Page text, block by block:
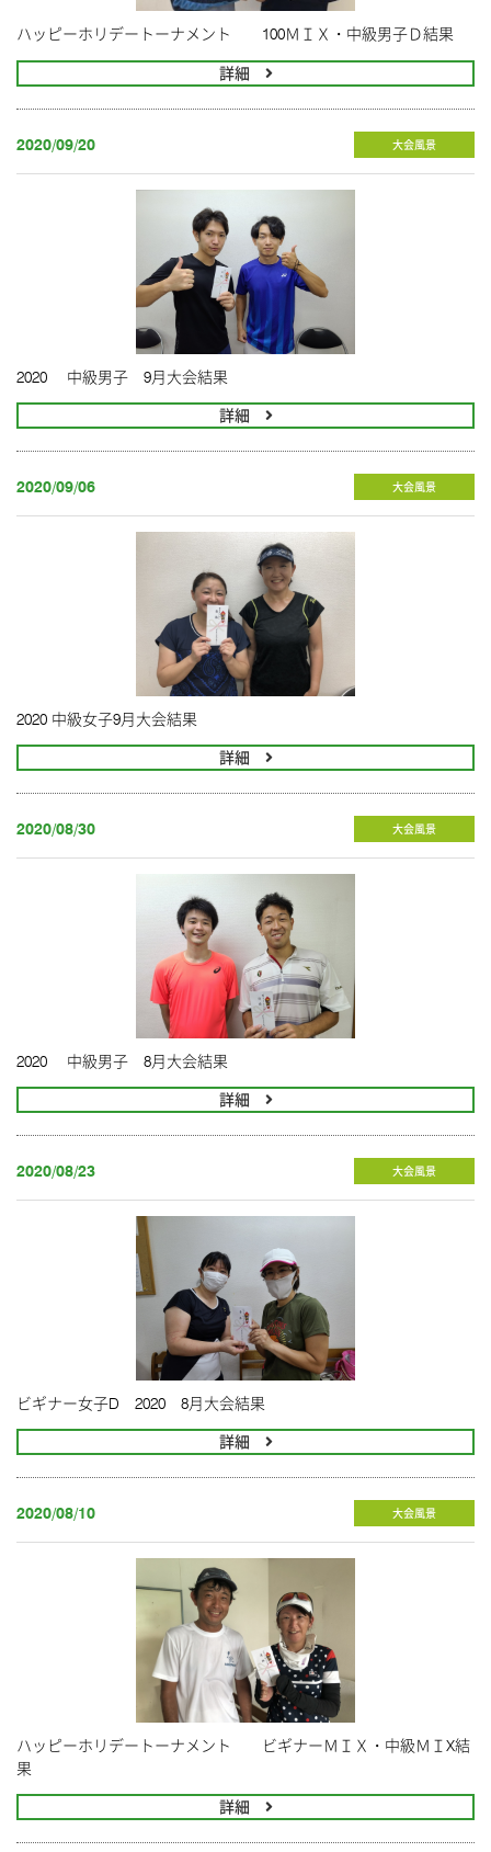
ハッピーホリデートーナメント 100ＭＩＸ・中級男子Ｄ結果
詳細
2020/09/20 大会風景
2020 中級男子 9月大会結果
詳細
2020/09/06 大会風景
2020 中級女子9月大会結果
詳細
2020/08/30 大会風景
2020 中級男子 8月大会結果
詳細
2020/08/23 大会風景
ビギナー女子D 2020 8月大会結果
詳細
2020/08/10 大会風景
ハッピーホリデートーナメント ビギナーＭＩＸ・中級ＭＩX結
果
詳細